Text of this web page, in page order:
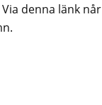
denna länk når